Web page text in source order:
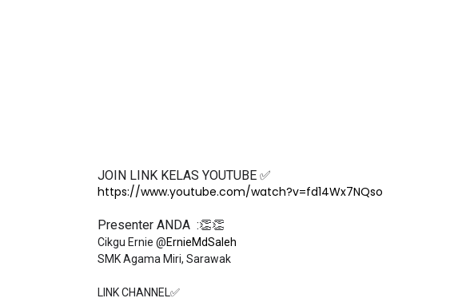
JOIN LINK KELAS YOUTUBE ✅
https://www.youtube.com/watch?v=fd14Wx7NQso
Presenter ANDA  :👏👏
Cikgu Ernie @ErnieMdSaleh
SMK Agama Miri, Sarawak